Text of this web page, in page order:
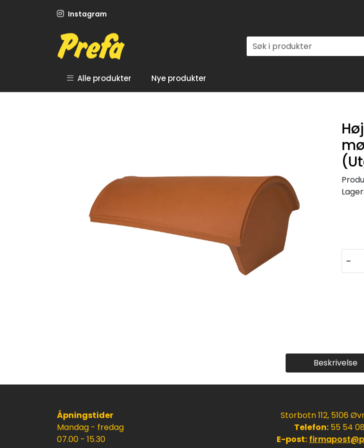
Instagram
Alle produkter Nye produkter
-
Beskrivelse
Åpningstider
Mandag - fredag
07.00 - 15.30
Storbotn 112, 5106
Telefon: 55 54
E-post: